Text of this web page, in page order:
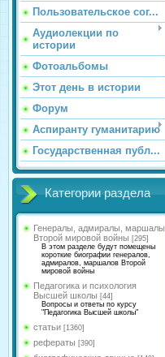
Пользовательское сог...
Аудиолекции по
истории
Фотоальбомы
Этот день в истории
Форум
Аспиранту гуманитарию
Государственная публ...
Категории раздела
Генералы, адмиралы, маршалы
Второй мировой войны [295]
В этом разделе будут помещены
короткие биографии генералов,
адмиралов, маршалов Второй
мировой войны
Педагогика и психология
Высшей школы [44]
Вопросы и ответы по курсу
"Педагогика Высшей школы"
статьи [1360]
рефераты [390]